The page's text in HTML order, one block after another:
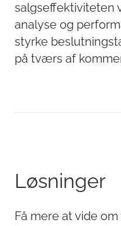
salgseffektiviteten
analyse og
styrke
på tværs af
Løsninger
Få mere at vide